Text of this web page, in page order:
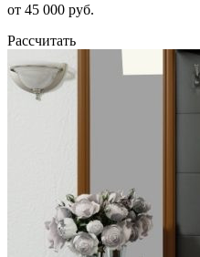
от 45 000 руб.
Рассчитать